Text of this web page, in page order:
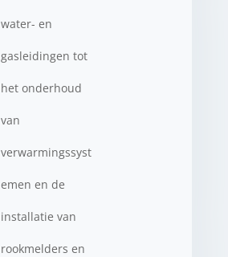
water- en
gasleidingen tot
het onderhoud
van
verwarmingssyst
emen en de
installatie van
rookmelders en